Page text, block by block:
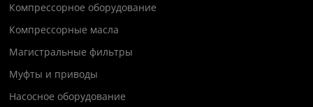
Компрессорное оборудование
Компрессорные масла
Магистральные фильтры
Муфты и приводы
Насосное оборудование